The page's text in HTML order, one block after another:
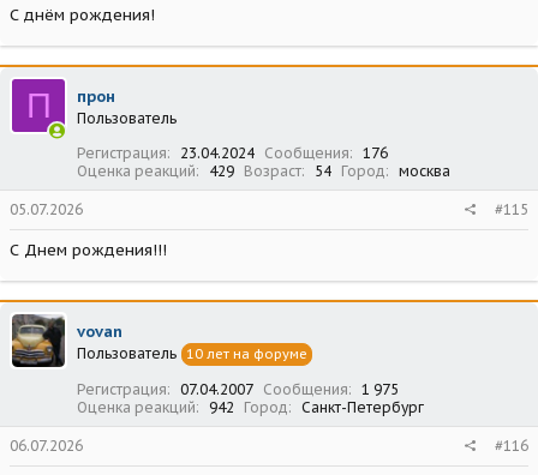
С днём рождения!
П прон
Пользователь
Регистрация
23.04.2024 Сообщения
176
Оценка реакций
429 Возраст 54 Город москва
05.07.2026 #115
С Днем рождения!!!
vovan
Пользователь 10 лет на форуме
Регистрация 07.04.2007 Сообщения
1 975
Оценка реакций
942 Город Санкт-Петербург
06.07.2026 #116